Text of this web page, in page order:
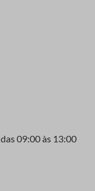
09:00 às 13:00